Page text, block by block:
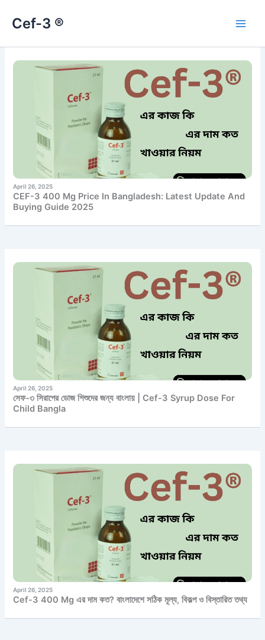
Cef-3 ®
April 26, 2025
CEF-3 400 Mg Price In Bangladesh: Latest Update And
Buying Guide 2025
April 26, 2025
সেফ-৩ সিরাপের ডোজ শিশুদের জন্য বাংলায় | Cef-3 Syrup Dose For
Child Bangla
April 26, 2025
Cef-3 400 Mg এর দাম কত? বাংলাদেশে সঠিক মূল্য, বিকল্প ও বিস্তারিত তথ্য